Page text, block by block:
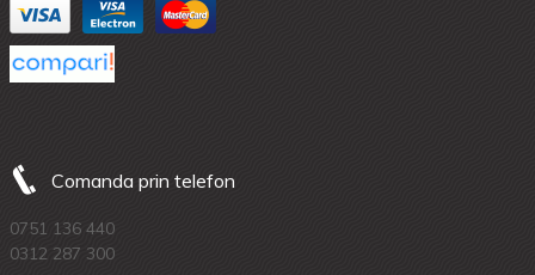
Comanda prin telefon
0751 136 440
0312 287 300